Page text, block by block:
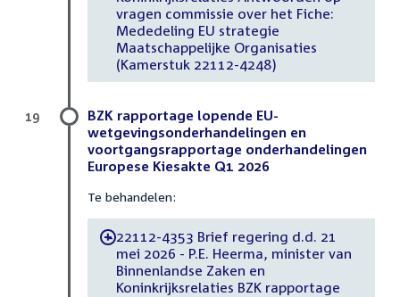
vragen commissie over het Fiche:
Mededeling EU strategie
Maatschappelijke Organisaties
(Kamerstuk 22112-4248)
BZK rapportage lopende EU-
wetgevingsonderhandelingen en
voortgangsrapportage onderhandelingen
Europese Kiesakte Q1 2026
Te behandelen:
-22112-4353 Brief regering d.d. 21
mei 2026 - P.E. Heerma, minister van
Binnenlandse Zaken en
Koninkrijksrelaties BZK rapportage
19